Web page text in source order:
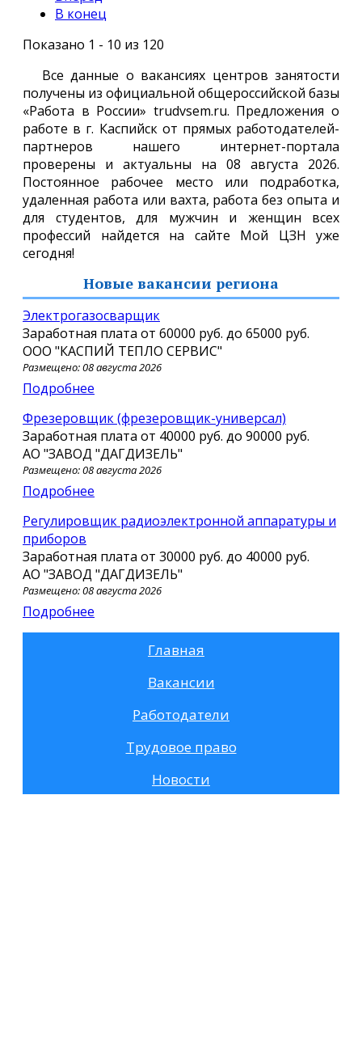
В конец
Показано 1 - 10 из 120
Все данные о вакансиях центров занятости
получены из официальной общероссийской базы
«Работа в России» trudvsem.ru. Предложения о
работе в г. Каспийск от прямых работодателей-
партнеров нашего интернет-портала
проверены и актуальны на 08 августа 2026.
Постоянное рабочее место или подработка,
удаленная работа или вахта, работа без опыта и
для студентов, для мужчин и женщин всех
профессий найдется на сайте Мой ЦЗН уже
сегодня!
Новые вакансии региона
Электрогазосварщик
Заработная плата от 60000 руб. до 65000 руб.
ООО "КАСПИЙ ТЕПЛО СЕРВИС"
Размещено: 08 августа 2026
Подробнее
Фрезеровщик (фрезеровщик-универсал)
Заработная плата от 40000 руб. до 90000 руб.
АО "ЗАВОД "ДАГДИЗЕЛЬ"
Размещено: 08 августа 2026
Подробнее
Регулировщик радиоэлектронной аппаратуры и
приборов
Заработная плата от 30000 руб. до 40000 руб.
АО "ЗАВОД "ДАГДИЗЕЛЬ"
Размещено: 08 августа 2026
Подробнее
Главная
Вакансии
Работодатели
Трудовое право
Новости